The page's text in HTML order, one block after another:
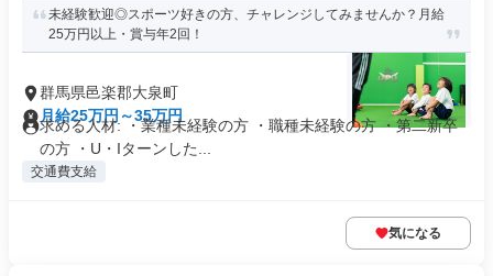
未経験歓迎◎スポーツ好きの方、チャレンジしてみませんか？月給
25万円以上・賞与年2回！
群馬県邑楽郡大泉町
月給25万円～35万円
求める人材: ・業種未経験の方 ・職種未経験の方 ・第二新卒
の方 ・U・Iターンした...
交通費支給
気になる